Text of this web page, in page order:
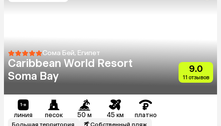
Сома Бей, Египет
Caribbean World Resort
Soma Bay
9.0
11 отзывов
линия песок 50 м 45 км платно
Большая территория Собственный пляж